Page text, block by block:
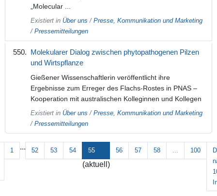
„Molecular ...
Existiert in Über uns / Presse, Kommunikation und Marketing
/ Pressemitteilungen
Molekularer Dialog zwischen phytopathogenen Pilzen
und Wirtspflanze
Gießener Wissenschaftlerin veröffentlicht ihre
Ergebnisse zum Erreger des Flachs-Rostes in PNAS –
Kooperation mit australischen Kolleginnen und Kollegen
Existiert in Über uns / Presse, Kommunikation und Marketing
/ Pressemitteilungen
1 ... 52 53 54 55
(aktuell)
56 57 58 ... 100